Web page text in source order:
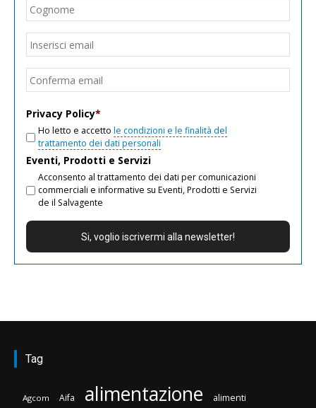
Email
Privacy Policy*
Ho letto e accetto le condizioni e le finalità del
trattamento dei dati personali
Eventi, Prodotti e Servizi
Acconsento al trattamento dei dati per comunicazioni
commerciali e informative su Eventi, Prodotti e Servizi
de il Salvagente
Tag
Agcom Aifa alimentazione alimenti